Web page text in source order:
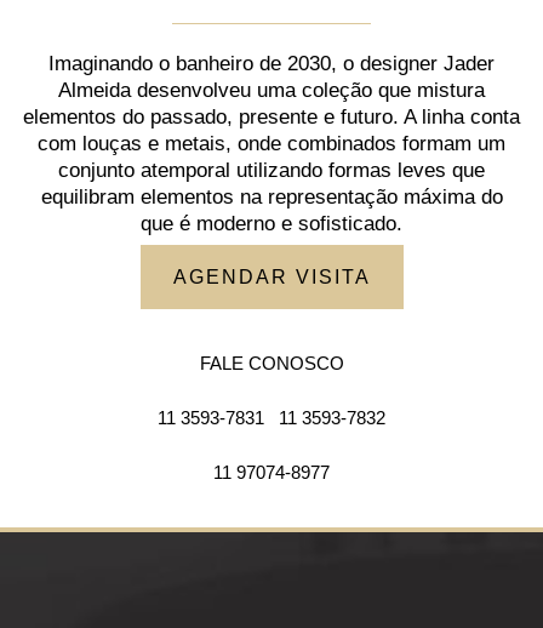
Imaginando o banheiro de 2030, o designer Jader
Almeida desenvolveu uma coleção que mistura
elementos do passado, presente e futuro. A linha conta
com louças e metais, onde combinados formam um
conjunto atemporal utilizando formas leves que
equilibram elementos na representação máxima do
que é moderno e sofisticado.
AGENDAR VISITA
FALE CONOSCO
11 3593-7831 11 3593-7832
11 97074-8977